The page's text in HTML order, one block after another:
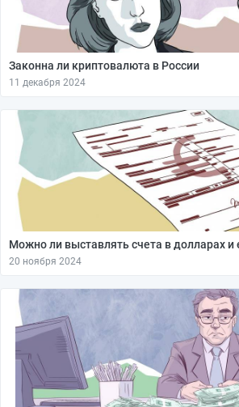
Законна ли криптовалюта в России
11 декабря 2024
Можно ли выставлять счета в долларах и
20 ноября 2024